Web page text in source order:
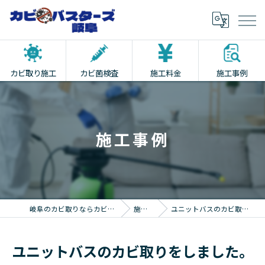
カビ取り施工 カビ菌検査 施工料金 施工事例
施工事例
岐阜のカビ取りならカビバスターズ岐阜 施工事例 ユニットバスのカビ取りをしました。
ユニットバスのカビ取りをしました。